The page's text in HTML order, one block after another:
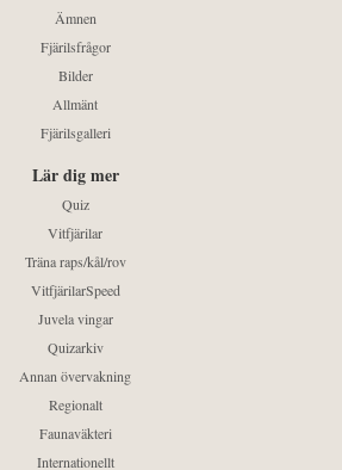
Ämnen
Fjärilsfrågor
Bilder
Allmänt
Fjärilsgalleri
Lär dig mer
Quiz
Vitfjärilar
Träna raps/kål/rov
VitfjärilarSpeed
Juvela vingar
Quizarkiv
Annan övervakning
Regionalt
Faunaväkteri
Internationellt